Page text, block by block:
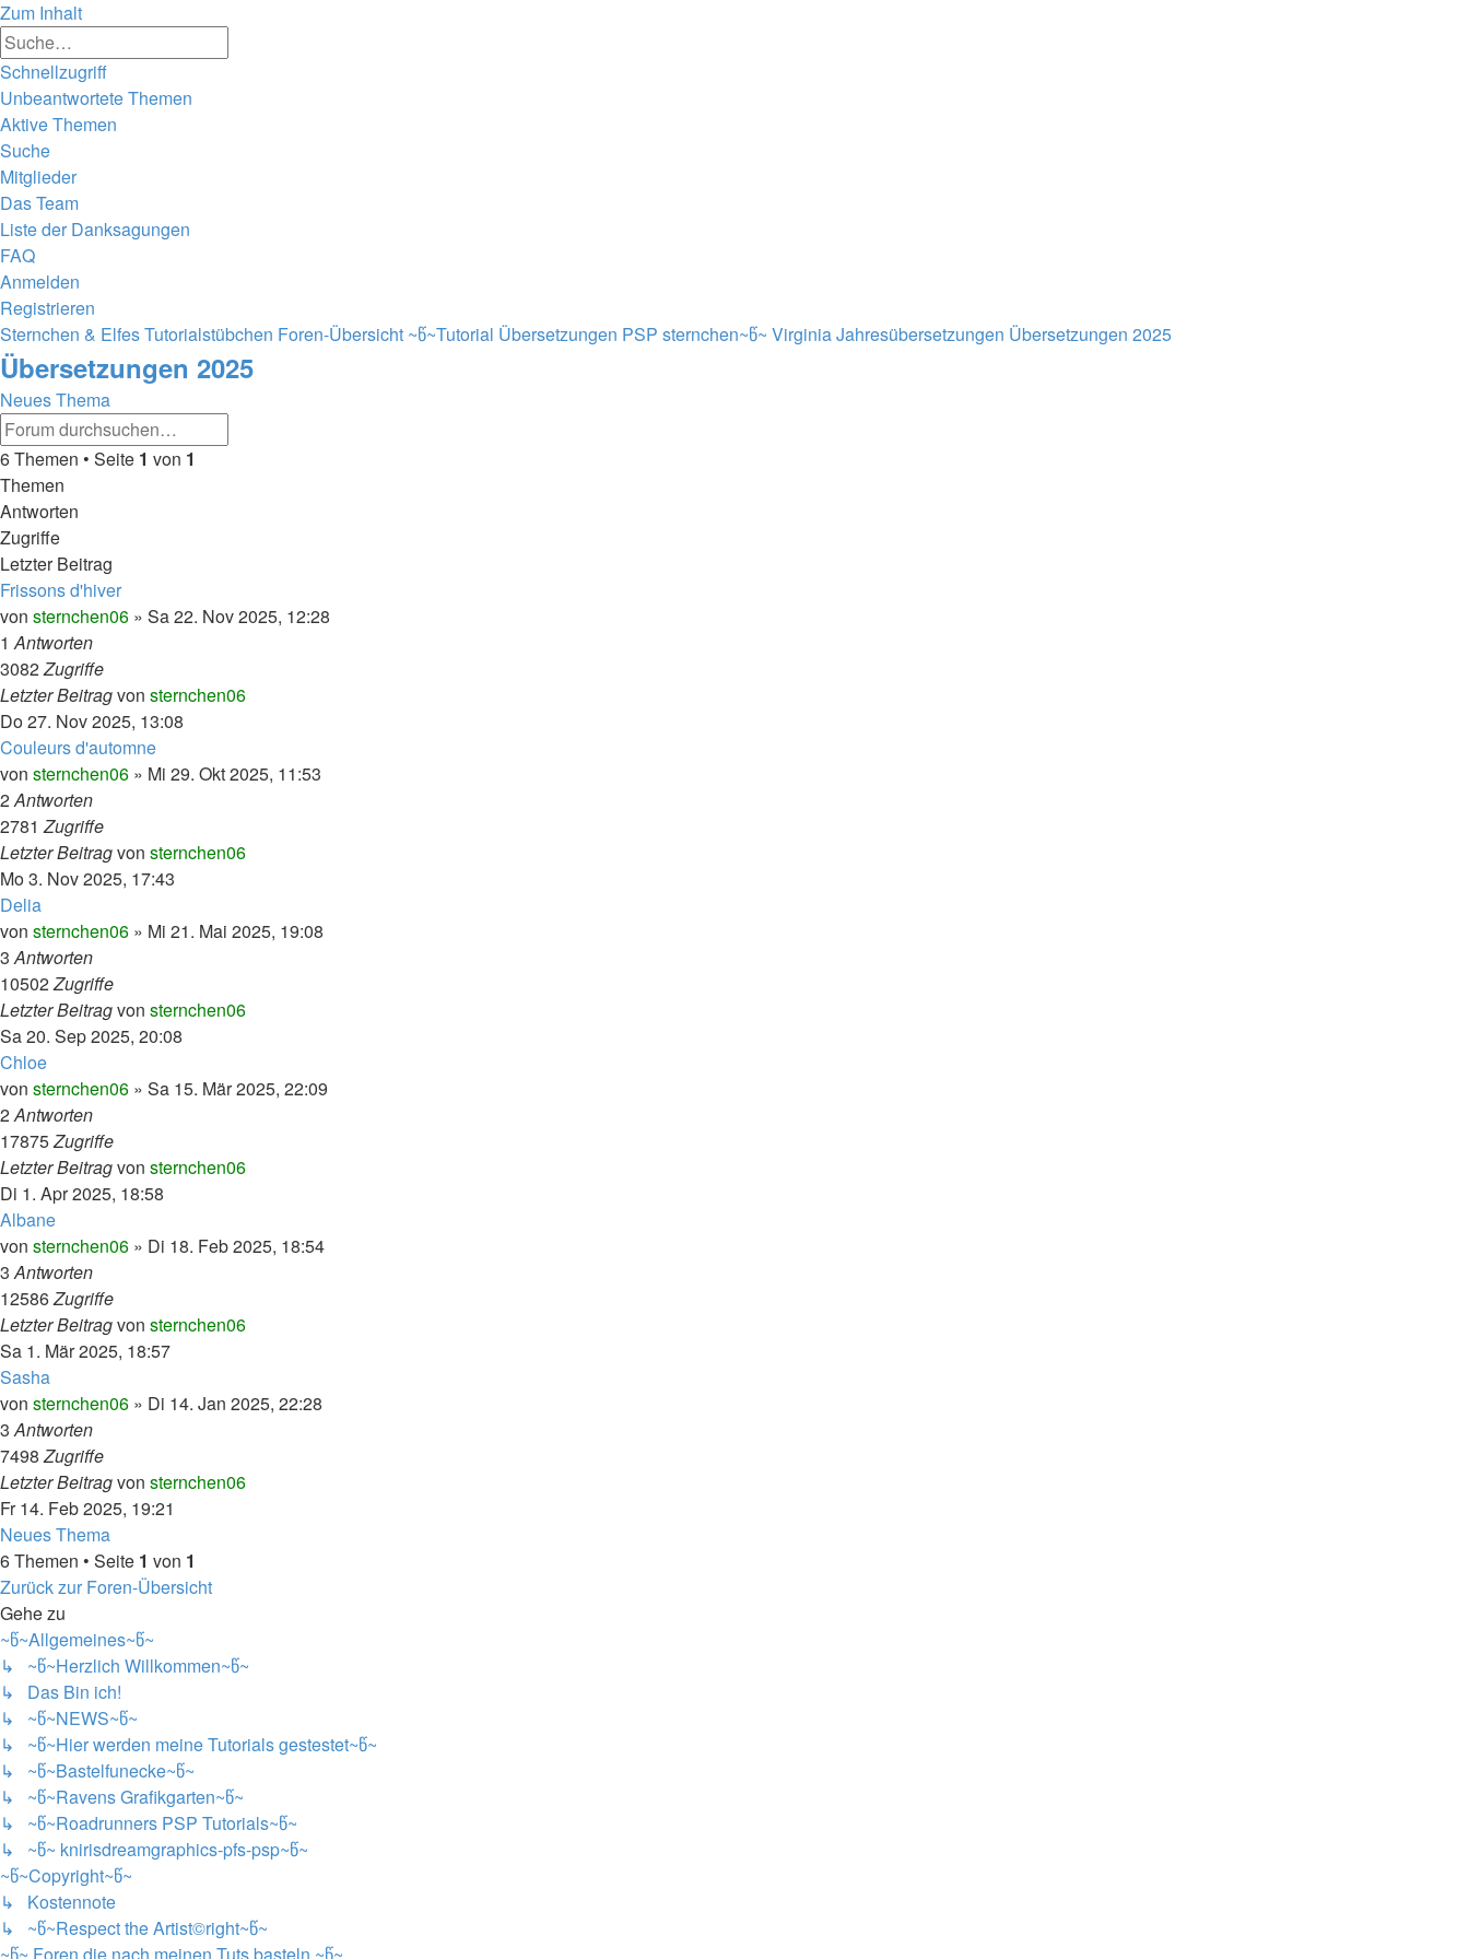
Zum Inhalt
Schnellzugriff
Unbeantwortete Themen
Aktive Themen
Suche
Mitglieder
Das Team
Liste der Danksagungen
FAQ
Anmelden
Registrieren
Sternchen & Elfes Tutorialstübchen Foren-Übersicht ~წ~Tutorial Übersetzungen PSP sternchen~წ~ VirginiaJahresübersetzungen Übersetzungen 2025
Übersetzungen 2025
Neues Thema
6 Themen • Seite 1 von 1
Themen
Antworten
Zugriffe
Letzter Beitrag
Frissons d'hiver
von sternchen06 » Sa 22. Nov 2025, 12:28
1Antworten
3082Zugriffe
Letzter Beitragvon sternchen06
Do 27. Nov 2025, 13:08
Couleurs d'automne
von sternchen06 » Mi 29. Okt 2025, 11:53
2Antworten
2781Zugriffe
Letzter Beitragvon sternchen06
Mo 3. Nov 2025, 17:43
Delia
von sternchen06 » Mi 21. Mai 2025, 19:08
3Antworten
10502Zugriffe
Letzter Beitragvon sternchen06
Sa 20. Sep 2025, 20:08
Chloe
von sternchen06 » Sa 15. Mär 2025, 22:09
2Antworten
17875Zugriffe
Letzter Beitragvon sternchen06
Di 1. Apr 2025, 18:58
Albane
von sternchen06 » Di 18. Feb 2025, 18:54
3Antworten
12586Zugriffe
Letzter Beitragvon sternchen06
Sa 1. Mär 2025, 18:57
Sasha
von sternchen06 » Di 14. Jan 2025, 22:28
3Antworten
7498Zugriffe
Letzter Beitragvon sternchen06
Fr 14. Feb 2025, 19:21
Neues Thema
6 Themen • Seite 1 von 1
Zurück zur Foren-Übersicht
Gehe zu
~წ~Allgemeines~წ~
↳ ~წ~Herzlich Willkommen~წ~
↳ Das Bin ich!
↳ ~წ~NEWS~წ~
↳ ~წ~Hier werden meine Tutorials gestestet~წ~
↳ ~წ~Bastelfunecke~წ~
↳ ~წ~Ravens Grafikgarten~წ~
↳ ~წ~Roadrunners PSP Tutorials~წ~
↳ ~წ~ knirisdreamgraphics-pfs-psp~წ~
~წ~Copyright~წ~
↳ Kostennote
↳ ~წ~Respect the Artist©right~წ~